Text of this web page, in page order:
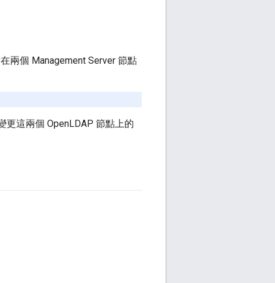
兩個 Management Server 節點
更這兩個 OpenLDAP 節點上的